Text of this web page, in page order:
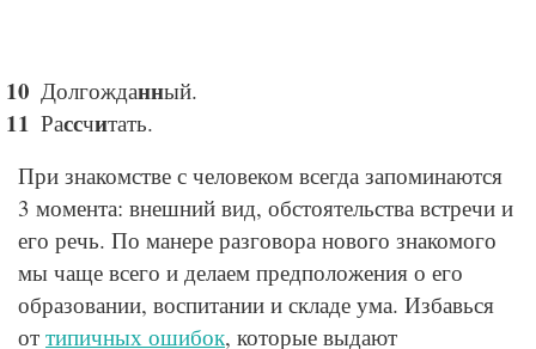
Долгожданный.
Рассчитать.
При знакомстве с человеком всегда запоминаются
3 момента: внешний вид, обстоятельства встречи и
его речь. По манере разговора нового знакомого
мы чаще всего и делаем предположения о его
образовании, воспитании и складе ума. Избавься
от типичных ошибок, которые выдают